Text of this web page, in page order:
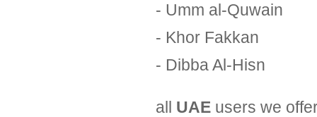
- Umm al-Quwain
- Khor Fakkan
- Dibba Al-Hisn
all UAE users we